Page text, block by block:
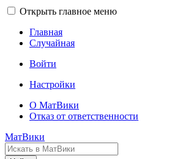
Открыть главное меню
Главная
Случайная
Войти
Настройки
О МатВики
Отказ от ответственности
МатВики